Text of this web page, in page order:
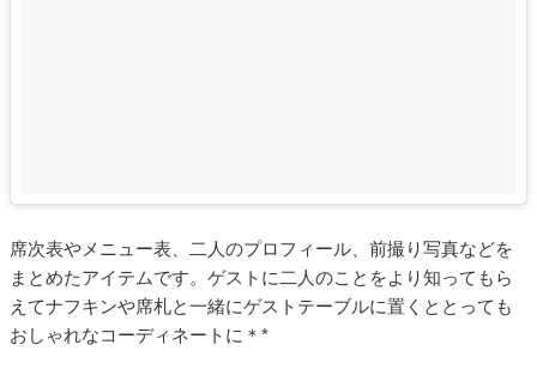
席次表やメニュー表、二人のプロフィール、前撮り写真などを
まとめたアイテムです。ゲストに二人のことをより知ってもら
えてナフキンや席札と一緒にゲストテーブルに置くととっても
おしゃれなコーディネートに＊*